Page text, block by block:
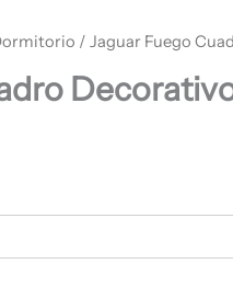
/ Jaguar Fuego